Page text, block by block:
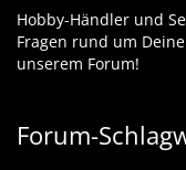
Hobby-Händler und
Fragen rund um
unserem Forum!
Forum-